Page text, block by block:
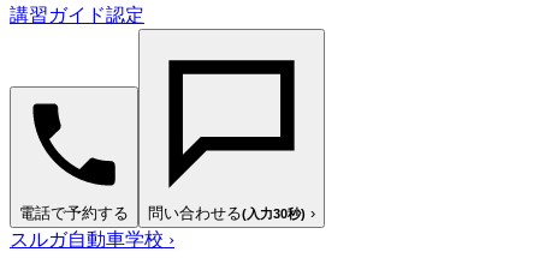
講習ガイド認定
電話で予約する 問い合わせる(入力30秒) ›
スルガ自動車学校 ›